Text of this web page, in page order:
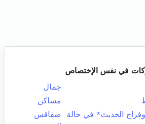
في نفس الإختصاص
جمال
مساكن
الحديث* في حالة
صفاقس